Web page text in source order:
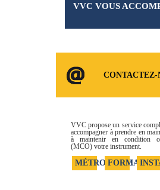
VVC VOUS
SERVICES
CONTACTEZ-
VVC propose un service
accompagner à prendre en
à maintenir en condition
(MCO) votre instrument.
MÉTROLOGIEFORMATION